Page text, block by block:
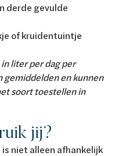
derde gevulde
of kruidentuintje
liter per dag per
gemiddelden en kunnen
soort toestellen in
jij?
niet alleen afhankelijk